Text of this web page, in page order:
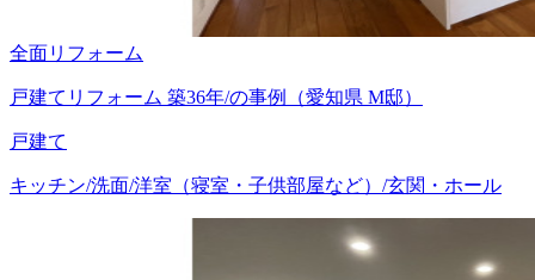
全面リフォーム
戸建てリフォーム 築36年/の事例（愛知県 M邸）
戸建て
キッチン/洗面/洋室（寝室・子供部屋など）/玄関・ホール